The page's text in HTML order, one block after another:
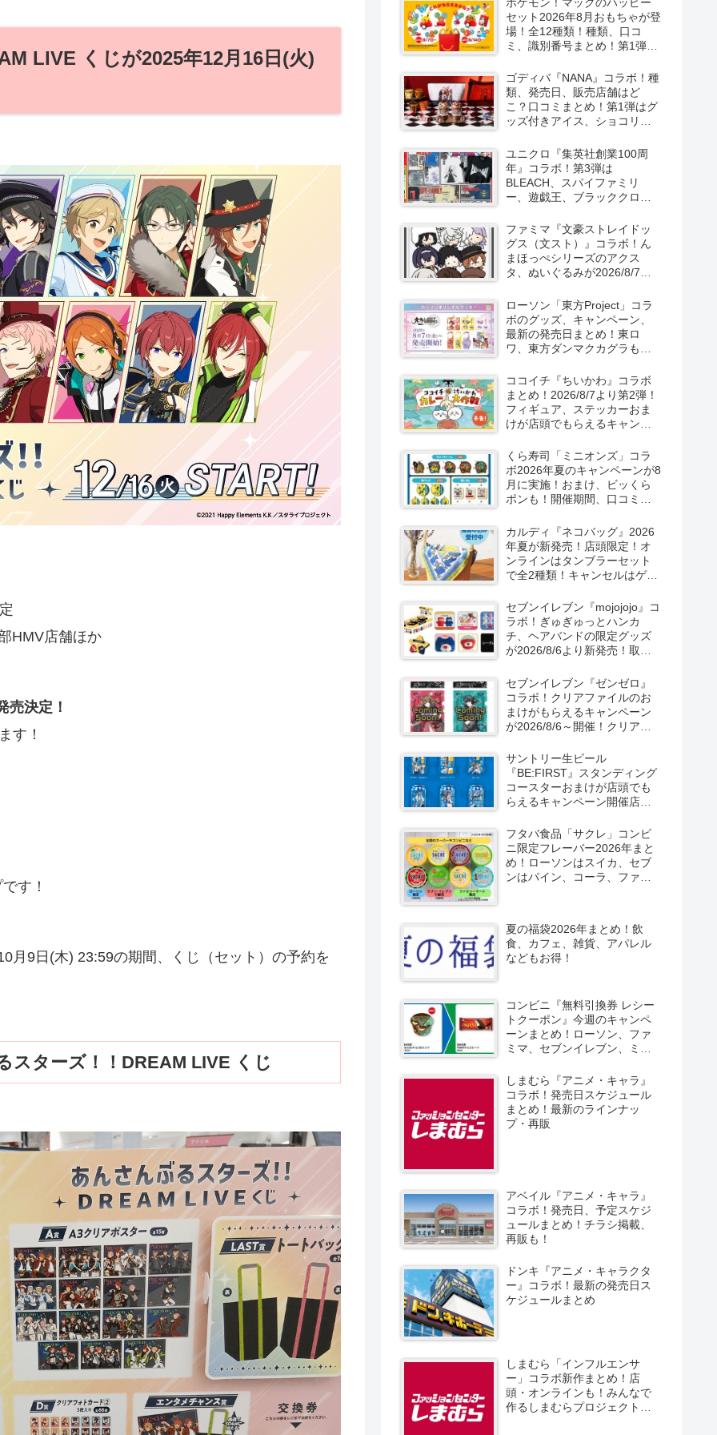
LIVE くじが2025年12月16日(火)
HMV店舗ほか
売決定！
す！
す！
月9日(木) 23:59の期間、くじ（セット）の予約を
ターズ！！DREAM LIVE くじ
セット2026年8月おもちゃが登
場！全12種類！種類、口コ
ミ、識別番号まとめ！第1弾は
ゴディバ『NANA』コラボ！種
類、発売日、販売店舗はど
こ？口コミまとめ！第1弾はグ
ッズ付きアイス、ショコリキ
より新発売！第2弾は限定チョ
コレートなどが2026年10月？
再販売は？
ユニクロ『集英社創業100周
年』コラボ！第3弾は
BLEACH、スパイファミリ
ー、遊戯王、ブラッククロー
の半袖Tシャツが2026/8/7より
新発売！
ファミマ『文豪ストレイドッ
グス（文スト）』コラボ！ん
まほっぺシリーズのアクス
タ、ぬいぐるみが2026/8/7～
ローソン「東方Project」コラ
ボのグッズ、キャンペーン、
最新の発売日まとめ！東ロ
ワ、東方ダンマクカグラも！
LostWordのプラモ風アクキ
ー、カラビナ、クリアファイ
ルが2026/8/7より新発売！
ココイチ『ちいかわ』コラボ
まとめ！2026/8/7より第2弾！
フィギュア、ステッカーおま
けが店頭でもらえるキャンペ
る！
くら寿司「ミニオンズ」コラ
ボ2026年夏のキャンペーンが8
月に実施！おまけ、ビッくら
ポンも！開催期間、口コミ、
カルディ『ネコバッグ』2026
年夏が新発売！店頭限定！オ
ンラインはタンブラーセット
で全2種類！キャンセルはゲリ
セブンイレブン『mojojojo』コ
ラボ！ぎゅぎゅっとハンカ
チ、ヘアバンドの限定グッズ
が2026/8/6より新発売！取扱
セブンイレブン『ゼンゼロ』
コラボ！クリアファイルのお
まけがもらえるキャンペーン
が2026/8/6～開催！クリアカ
売！
サントリー生ビール
『BE:FIRST』スタンディング
コースターおまけが店頭でも
らえるキャンペーン開催店は
定で6種類！見分け方！セブ
ン、ファミマ、ローソン、デ
イリーヤマザキ、ミニストッ
プなどで！クーラーバッグ
フタバ食品「サクレ」コンビ
ニ限定フレーバー2026年まと
め！ローソンはスイカ、セブ
ンはパイン、コーラ、ファミ
夏の福袋2026年まとめ！飲
食、カフェ、雑貨、アパレル
などもお得！
コンビニ『無料引換券 レシー
トクーポン』今週のキャンペ
ーンまとめ！ローソン、ファ
ミマ、セブンイレブン、ミニ
しまむら『アニメ・キャラ』
コラボ！発売日スケジュール
まとめ！最新のラインナッ
プ・再販
アベイル『アニメ・キャラ』
コラボ！発売日、予定スケジ
ュールまとめ！チラシ掲載、
再販も！
ドンキ『アニメ・キャラクタ
ー』コラボ！最新の発売日ス
ケジュールまとめ
しまむら「インフルエンサ
ー」コラボ新作まとめ！店
頭・オンラインも！みんなで
作るしまむらプロジェクト！